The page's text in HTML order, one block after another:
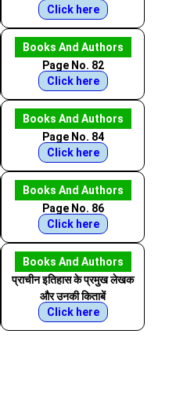
Click here
Books And Authors
Page No. 82
Click here
Books And Authors
Page No. 84
Click here
Books And Authors
Page No. 86
Click here
Books And Authors
प्राचीन इतिहास के प्रमुख लेखक
और उनकी किताबें
Click here